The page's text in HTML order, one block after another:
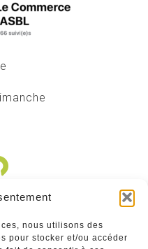
nous utilisons des
pour stocker et/ou accéder